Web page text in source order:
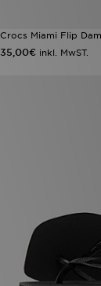
Crocs Miami Flip
35,00€ inkl. MwST.